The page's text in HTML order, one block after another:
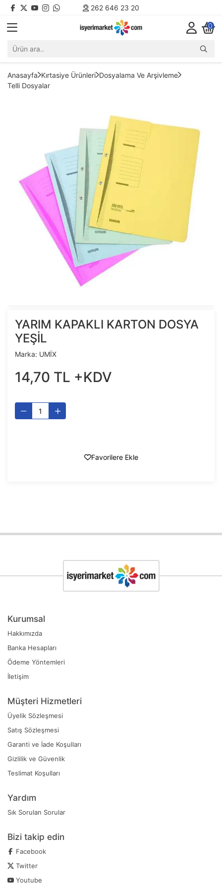
262 646 23 20
0
Anasayfa Kırtasiye Ürünleri Dosyalama Ve Arşivleme
Telli Dosyalar
YARIM KAPAKLI KARTON DOSYA
YEŞİL
Marka: UMİX
14,70 TL +KDV
Favorilere Ekle
Kurumsal
Hakkımızda
Banka Hesapları
Ödeme Yöntemleri
İletişim
Müşteri Hizmetleri
Üyelik Sözleşmesi
Satış Sözleşmesi
Garanti ve İade Koşulları
Gizlilik ve Güvenlik
Teslimat Koşulları
Yardım
Sık Sorulan Sorular
Bizi takip edin
Facebook
Twitter
Youtube